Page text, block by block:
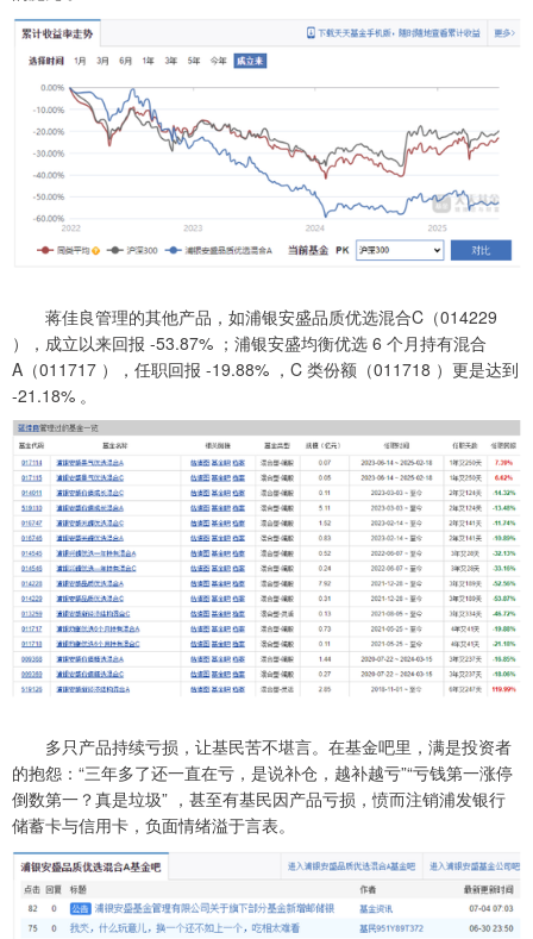
蒋佳良管理的其他产品，如浦银安盛品质优选混合C（014229
），成立以来回报 -53.87% ；浦银安盛均衡优选 6 个月持有混合
A（011717 ），任职回报 -19.88% ，C 类份额（011718 ）更是达到
-21.18% 。
多只产品持续亏损，让基民苦不堪言。在基金吧里，满是投资者
的抱怨：“三年多了还一直在亏，是说补仓，越补越亏”“亏钱第一涨停
倒数第一？真是垃圾” ，甚至有基民因产品亏损，愤而注销浦发银行
储蓄卡与信用卡，负面情绪溢于言表。